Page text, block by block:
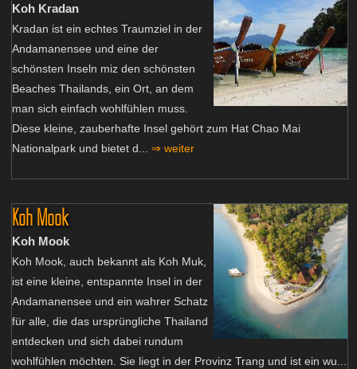
Koh Kradan
Kradan ist ein echtes Traumziel in der
Andamanensee und eine der
schönsten Inseln miz den schönsten
Beaches Thailands, ein Ort, an dem
man sich einfach wohlfühlen muss.
Diese kleine, zauberhafte Insel gehört zum Hat Chao Mai
Nationalpark und bietet d... ⇒ weiter
Koh Mook
Koh Mook
Koh Mook, auch bekannt als Koh Muk,
ist eine kleine, entspannte Insel in der
Andamanensee und ein wahrer Schatz
für alle, die das ursprüngliche Thailand
entdecken und sich dabei rundum
wohlfühlen möchten. Sie liegt in der Provinz Trang und ist ein wu...